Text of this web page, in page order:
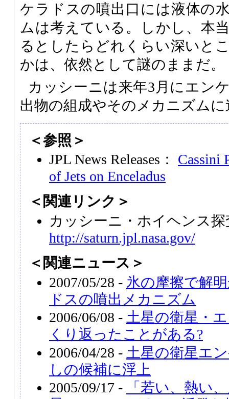
ケラドスの噴出口には液体の
ムは考えている。しかし、本
るとしたらどれくらい深いと
かは、依然として謎のままだ。
カッシーニは来年3月にエン
出物の組成やそのメカニズム
＜参照＞
JPL News Releases： Cassini
of Jets on Enceladus
＜関連リンク＞
カッシーニ・ホイヘンス探
http://saturn.jpl.nasa.gov/
＜関連ニュース＞
2007/05/28 - 氷の摩擦で解
ドスの噴出メカニズム
2006/06/08 - 土星の衛星・
くり返ったことがある?
2006/04/28 - 土星の衛星エ
しの候補に浮上
2005/09/17 -
「若い、熱い